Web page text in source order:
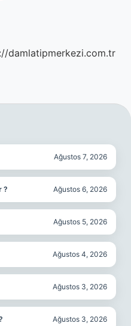
damlatipmerkezi.com.tr
Ağustos 7, 2026
? Ağustos 6, 2026
Ağustos 5, 2026
Ağustos 4, 2026
Ağustos 3, 2026
Ağustos 3, 2026